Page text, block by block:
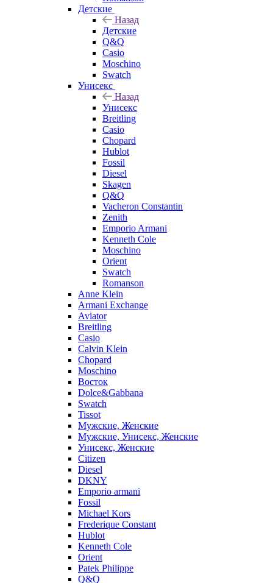
Детские
Назад
Детские
Q&Q
Casio
Moschino
Swatch
Унисекс
Назад
Унисекс
Breitling
Casio
Chopard
Hublot
Fossil
Diesel
Skagen
Q&Q
Vacheron Constantin
Zenith
Emporio Armani
Kenneth Cole
Moschino
Orient
Swatch
Romanson
Anne Klein
Armani Exchange
Aviator
Breitling
Casio
Calvin Klein
Chopard
Moschino
Восток
Dolce&Gabbana
Swatch
Tissot
Мужские, Женские
Мужские, Унисекс, Женские
Унисекс, Женские
Citizen
Diesel
DKNY
Emporio armani
Fossil
Michael Kors
Frederique Constant
Hublot
Kenneth Cole
Orient
Patek Philippe
Q&Q